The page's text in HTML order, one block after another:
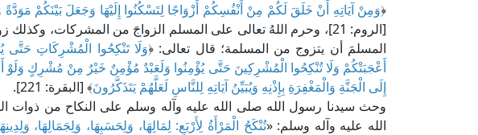
﴿وَمِنْ آيَاتِهِ أَنْ خَلَقَ لَكُمْ مِنْ أَنْفُسِكُمْ أَزْوَاجًا لِتَسْكُنُوا إِلَيْهَا وَجَعَلَ بَيْنَكُمْ
[الروم: 21]، وحرم اللهُ تعالى على المسلم الزواجَ من المشركات،
المسلمَ أن يتزوج من المسلمة؛ قال تعالى: ﴿وَلَا تَنْكِحُوا الْمُشْرِكَاتِ
أَعْجَبَتْكُمْ وَلَا تُنْكِحُوا الْمُشْرِكِينَ حَتَّى يُؤْمِنُوا وَلَعَبْدٌ مُؤْمِنٌ خَيْرٌ مِنْ مُشْرِكٍ وَلَوْ
إِلَى الْجَنَّةِ وَالْمَغْفِرَةِ بِإِذْنِهِ وَيُبَيِّنُ آيَاتِهِ لِلنَّاسِ لَعَلَّهُمْ يَتَذَكَّرُونَ﴾ [البقرة: 221].
وحث سيدنا رسول الله صلى الله عليه وآله وسلم على النكاح من ذوات
الله عليه وآله وسلم: «تُنْكَحُ الْمَرْأَةُ لِأَرْبَعٍ: لِمَالِهَا، وَلِحَسَبِهَا، وَلِجَمَالِهَا،